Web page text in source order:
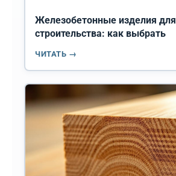
Железобетонные изделия для
строительства: как выбрать
ЧИТАТЬ →